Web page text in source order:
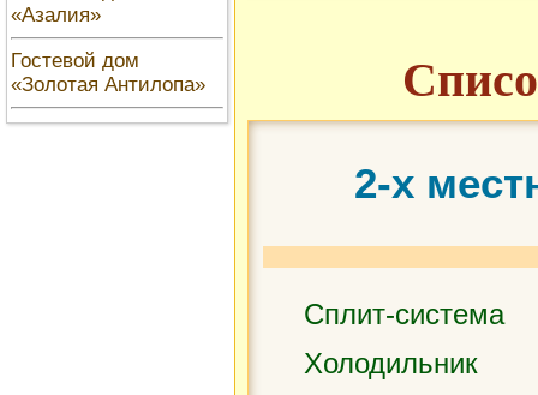
«Азалия»
Гостевой дом
«Золотая Антилопа»
2-х
Сплит-система
Холодильник